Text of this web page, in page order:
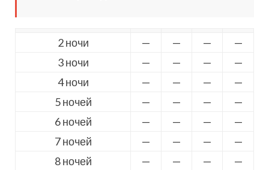
2 ночи — — —
—
3 ночи
— — —
—
4 ночи
— — —
—
5 ночей
— — —
—
6 ночей
— — —
—
7 ночей
— — —
—
8 ночей
— — —
—